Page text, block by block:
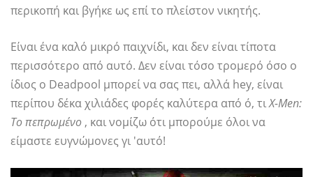
περικοπή και βγήκε ως επί το πλείστον νικητής.
Είναι ένα καλό μικρό παιχνίδι, και δεν είναι τίποτα
περισσότερο από αυτό. Δεν είναι τόσο τρομερό όσο ο
ίδιος ο Deadpool μπορεί να σας πει, αλλά hey, είναι
περίπου δέκα χιλιάδες φορές καλύτερα από ό, τιX-Men:
Το πεπρωμένο , και νομίζω ότι μπορούμε όλοι να
είμαστε ευγνώμονες γι 'αυτό!